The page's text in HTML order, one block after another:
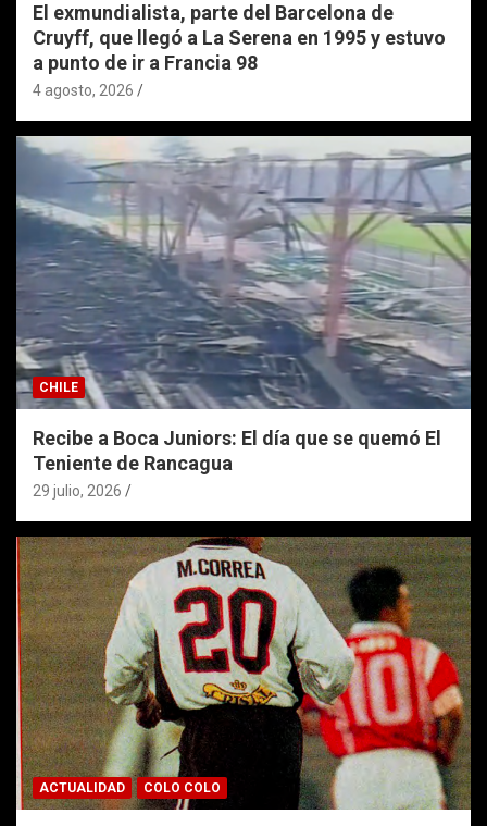
El exmundialista, parte del Barcelona de
Cruyff, que llegó a La Serena en 1995 y estuvo
a punto de ir a Francia 98
4 agosto, 2026
CHILE
Recibe a Boca Juniors: El día que se quemó El
Teniente de Rancagua
29 julio, 2026
ACTUALIDAD COLO COLO